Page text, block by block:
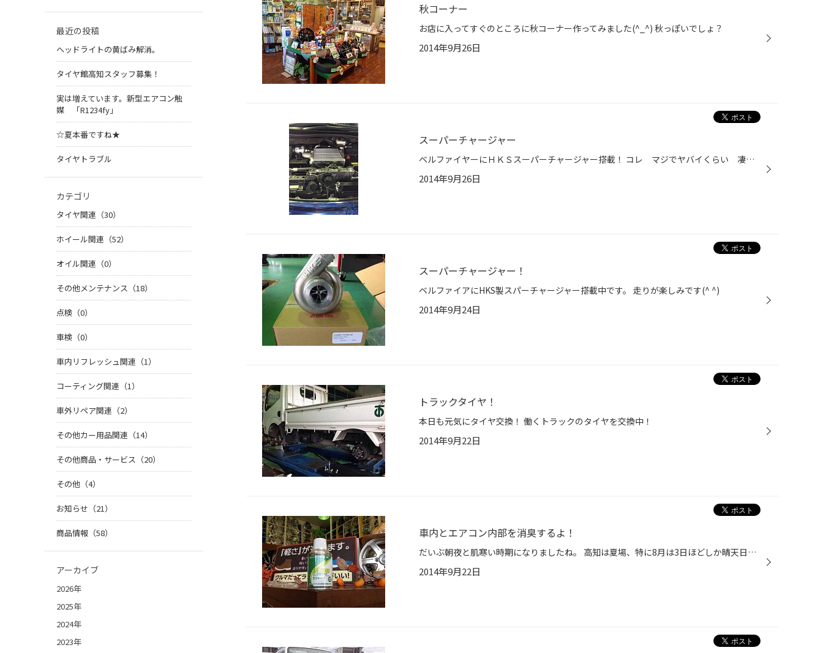
秋コーナー
お店に入ってすぐのところに秋コーナー作ってみました(^_^) 秋っぽいでしょ？
2014年9月26日
スーパーチャージャー
ベルファイヤーにＨＫＳスーパーチャージャー搭載！ コレ マジでヤバイくらい 凄い！ 鯨見たいな、でかいベルですが発進加速はまるでスポーツカー並！ 一度この加速を経験するとノーマルは乗れなくなります。
2014年9月26日
スーパーチャージャー！
ベルファイアにHKS製スパーチャージャー搭載中です。 走りが楽しみです(^ ^)
2014年9月24日
トラックタイヤ！
本日も元気にタイヤ交換！ 働くトラックのタイヤを交換中！
2014年9月22日
車内とエアコン内部を消臭するよ！
だいぶ朝夜と肌寒い時期になりましたね。 高知は夏場、特に8月は3日ほどしか晴天日がなかったみたいですよ。確かに思い返せば去年ほどは汗で制服を着替えたりがなかったような気がします(￣^￣） 本日は、車内の消臭とエアコン内の抗菌が一緒にできるエコキープコウキンクリーンダブルミストを紹介...
2014年9月22日
最近の投稿
ヘッドライトの黄ばみ解消。
タイヤ館高知スタッフ募集！
実は増えています。新型エアコン触
媒 「R1234fy」
☆夏本番ですね★
タイヤトラブル
カテゴリ
タイヤ関連（30）
ホイール関連（52）
オイル関連（0）
その他メンテナンス（18）
点検（0）
車検（0）
車内リフレッシュ関連（1）
コーティング関連（1）
車外リペア関連（2）
その他カー用品関連（14）
その他商品・サービス（20）
その他（4）
お知らせ（21）
商品情報（58）
アーカイブ
2026年
2025年
2024年
2023年